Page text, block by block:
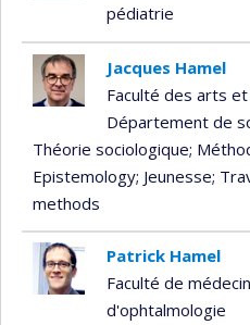
pédiatrie
Jacques Hamel
Faculté des arts
Département de
Théorie sociologique;
Epistemology; Jeunesse;
methods
Patrick Hamel
Faculté de
d'ophtalmologie